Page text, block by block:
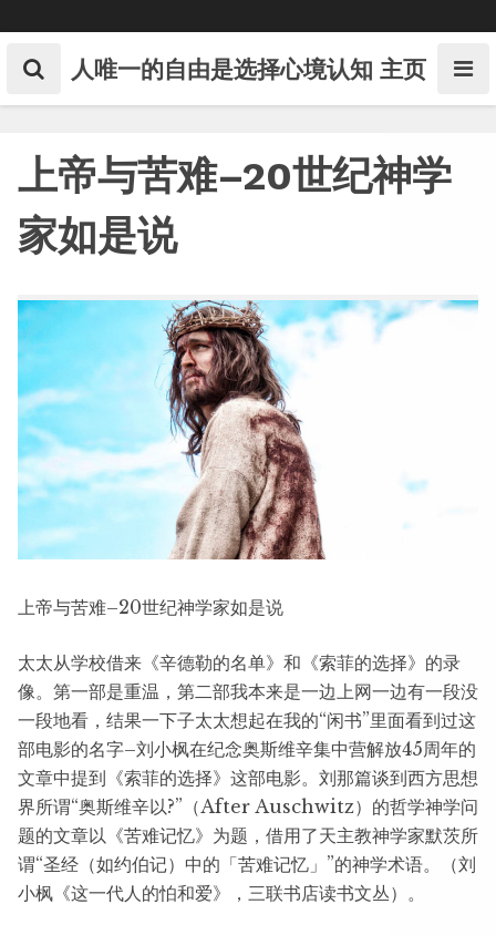
to
content 人唯一的自由是选择心境认知 主页
上帝与苦难–20世纪神学
家如是说
上帝与苦难–20世纪神学家如是说
太太从学校借来《辛德勒的名单》和《索菲的选择》的录
像。第一部是重温，第二部我本来是一边上网一边有一段没
一段地看，结果一下子太太想起在我的“闲书”里面看到过这
部电影的名字–刘小枫在纪念奥斯维辛集中营解放45周年的
文章中提到《索菲的选择》这部电影。刘那篇谈到西方思想
界所谓“奥斯维辛以?”（After Auschwitz）的哲学神学问
题的文章以《苦难记忆》为题，借用了天主教神学家默茨所
谓“圣经（如约伯记）中的「苦难记忆」”的神学术语。（刘
小枫《这一代人的怕和爱》，三联书店读书文丛）。